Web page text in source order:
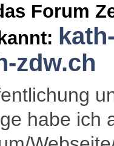
Forum
zdw.ch
habe ich